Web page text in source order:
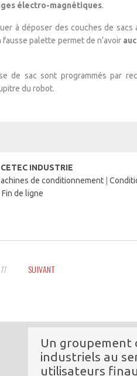
électro-magnétiques.
à déposer des couches de sacs
palette permet de n’avoir
de sac sont programmés par
du robot.
INDUSTRIE
de conditionnement
Fin de ligne
SUIVANT
Un groupement
industriels au
utilisateurs